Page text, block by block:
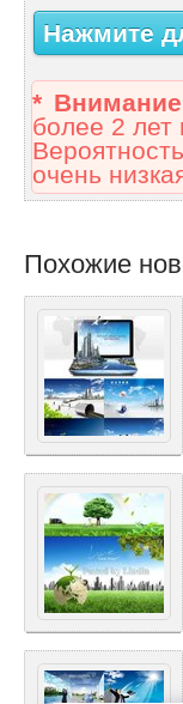
Нажмите
*
более 2 лет
очень
Похожие